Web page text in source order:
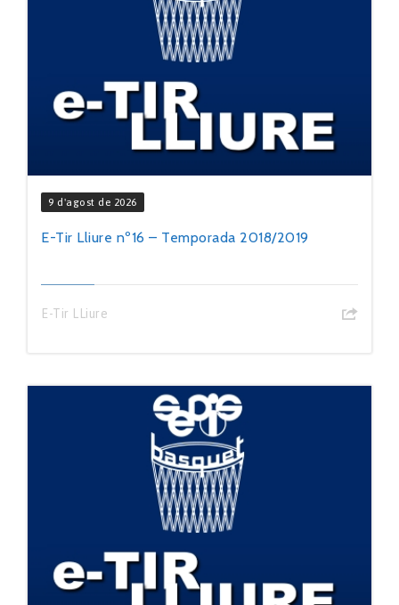
9 d'agost de 2026
E-Tir Lliure nº16 – Temporada 2018/2019
E-Tir LLiure